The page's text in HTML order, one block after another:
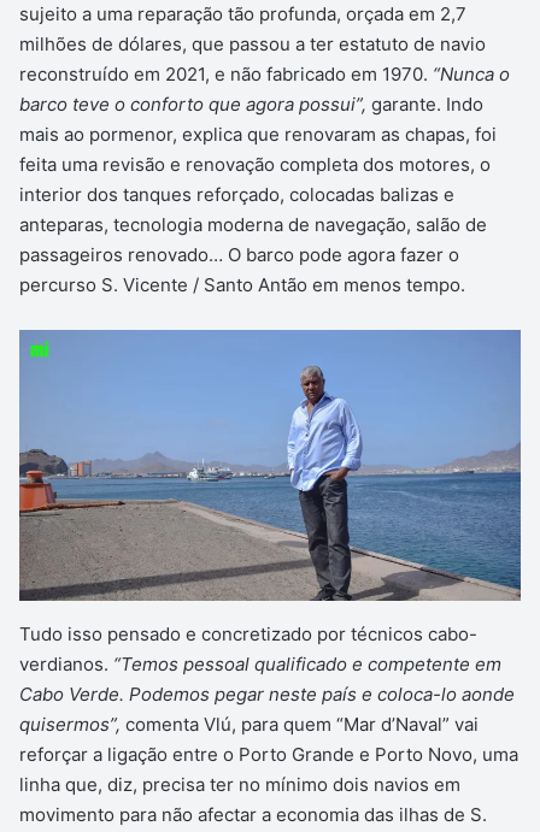
sujeito a uma reparação tão profunda, orçada em 2,7
milhões de dólares, que passou a ter estatuto de navio
reconstruído em 2021, e não fabricado em 1970. “Nunca o
barco teve o conforto que agora possui”, garante. Indo
mais ao pormenor, explica que renovaram as chapas, foi
feita uma revisão e renovação completa dos motores, o
interior dos tanques reforçado, colocadas balizas e
anteparas, tecnologia moderna de navegação, salão de
passageiros renovado… O barco pode agora fazer o
percurso S. Vicente / Santo Antão em menos tempo.
Tudo isso pensado e concretizado por técnicos cabo-
verdianos. “Temos pessoal qualificado e competente em
Cabo Verde. Podemos pegar neste país e coloca-lo aonde
quisermos”, comenta Vlú, para quem “Mar d’Naval” vai
reforçar a ligação entre o Porto Grande e Porto Novo, uma
linha que, diz, precisa ter no mínimo dois navios em
movimento para não afectar a economia das ilhas de S.